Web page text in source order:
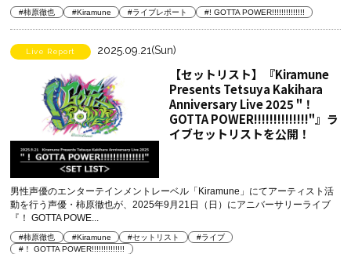
#柿原徹也 #Kiramune #ライブレポート #! GOTTA POWER!!!!!!!!!!!!!!
Live Report 2025.09.21(Sun)
【セットリスト】『Kiramune
Presents Tetsuya Kakihara
Anniversary Live 2025 "！
GOTTA POWER!!!!!!!!!!!!!!"』ラ
イブセットリストを公開！
男性声優のエンターテインメントレーベル「Kiramune」にてアーティスト活
動を行う声優・柿原徹也が、2025年9月21日（日）にアニバーサリーライブ
『！ GOTTA POWE...
#柿原徹也 #Kiramune #セットリスト
#ライブ
#！ GOTTA POWER!!!!!!!!!!!!!!